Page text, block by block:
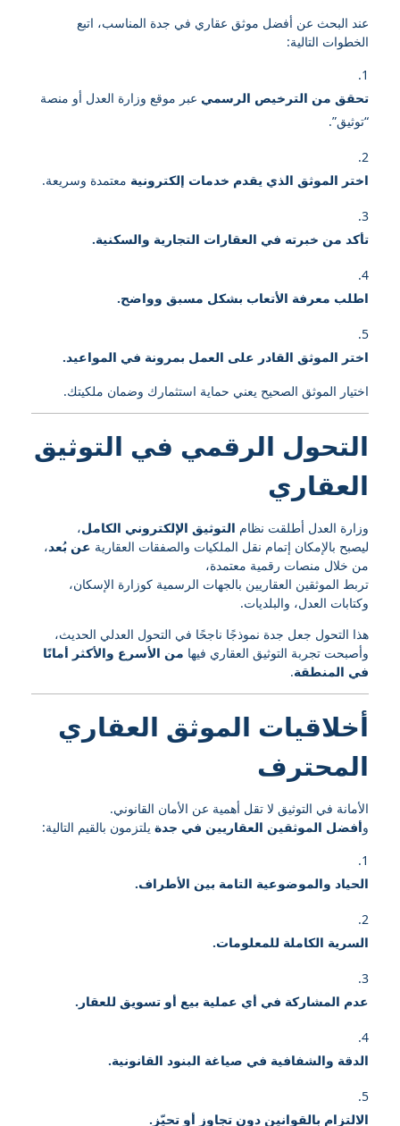
عند البحث عن أفضل موثق عقاري في جدة المناسب، اتبع
الخطوات التالية:
تحقق من الترخيص الرسمي عبر موقع وزارة العدل أو منصة
“توثيق”.
اختر الموثق الذي يقدم خدمات إلكترونية معتمدة وسريعة.
تأكد من خبرته في العقارات التجارية والسكنية.
اطلب معرفة الأتعاب بشكل مسبق وواضح.
اختر الموثق القادر على العمل بمرونة في المواعيد.
اختيار الموثق الصحيح يعني حماية استثمارك وضمان ملكيتك.
التحول الرقمي في التوثيق
العقاري
وزارة العدل أطلقت نظام التوثيق الإلكتروني الكامل،
ليصبح بالإمكان إتمام نقل الملكيات والصفقات العقارية عن بُعد،
من خلال منصات رقمية معتمدة،
تربط الموثقين العقاريين بالجهات الرسمية كوزارة الإسكان،
وكتابات العدل، والبلديات.
هذا التحول جعل جدة نموذجًا ناجحًا في التحول العدلي الحديث،
وأصبحت تجربة التوثيق العقاري فيها من الأسرع والأكثر أمانًا
في المنطقة.
أخلاقيات الموثق العقاري
المحترف
الأمانة في التوثيق لا تقل أهمية عن الأمان القانوني.
وأفضل الموثقين العقاريين في جدة يلتزمون بالقيم التالية:
الحياد والموضوعية التامة بين الأطراف.
السرية الكاملة للمعلومات.
عدم المشاركة في أي عملية بيع أو تسويق للعقار.
الدقة والشفافية في صياغة البنود القانونية.
الالتزام بالقوانين دون تجاوز أو تحيّز.